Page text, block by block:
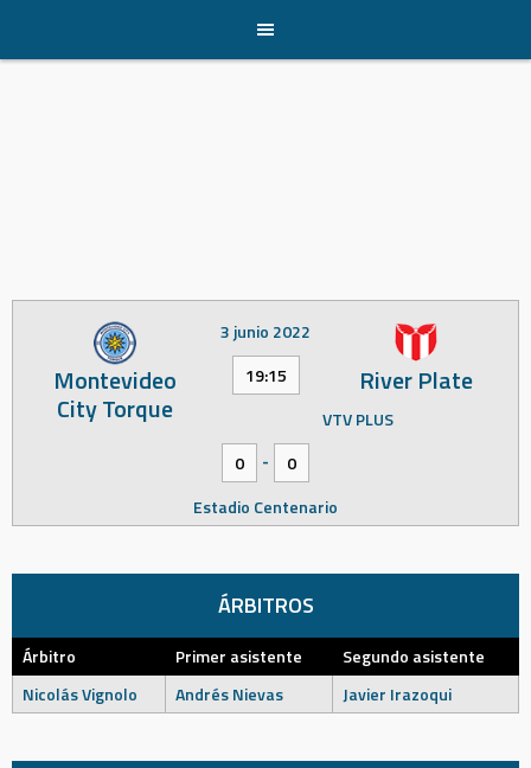
content
Montevideo
City Torque
River Plate
3 junio 2022
19:15
VTV PLUS
0
-
0
Estadio Centenario
ÁRBITROS
Árbitro Primer asistente
Segundo asistente
Nicolás Vignolo
Andrés Nievas Javier Irazoqui